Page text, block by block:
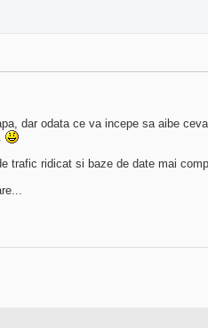
dar odata ce va incepe sa aibe
trafic ridicat si baze de date mai